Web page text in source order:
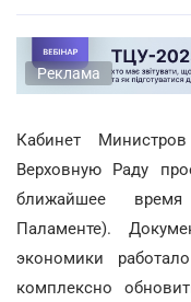
Реклама
Кабинет
Верховную Раду
ближайшее
Паламенте).
экономики
комплексно